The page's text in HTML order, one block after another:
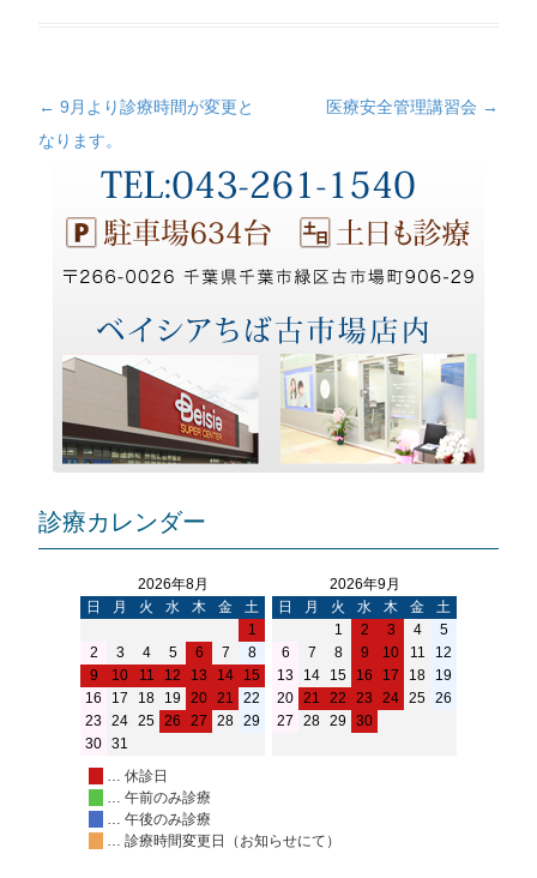
投
稿
ビ
ゲ
ー
ン
← 9月より診療時間が変更と
なります。
医療安全管理講習会 →
診療カレンダー
2026年8月
日
月 火 水 木 金
土
1
2
3 4 5 6 7
8
9
10 11 12 13 14
15
16
17 18 19 20 21
22
23 24 25 26 27 28 29
30 31
2026年9月
日
月 火 水 木 金
土
1
2 3 4
5
6
7 8 9 10 11
12
13
14 15 16 17 18
19
20 21 22 23 24 25 26
27
28 29 30
… 休診日
… 午前のみ診療
… 午後のみ診療
… 診療時間変更日（お知らせにて）